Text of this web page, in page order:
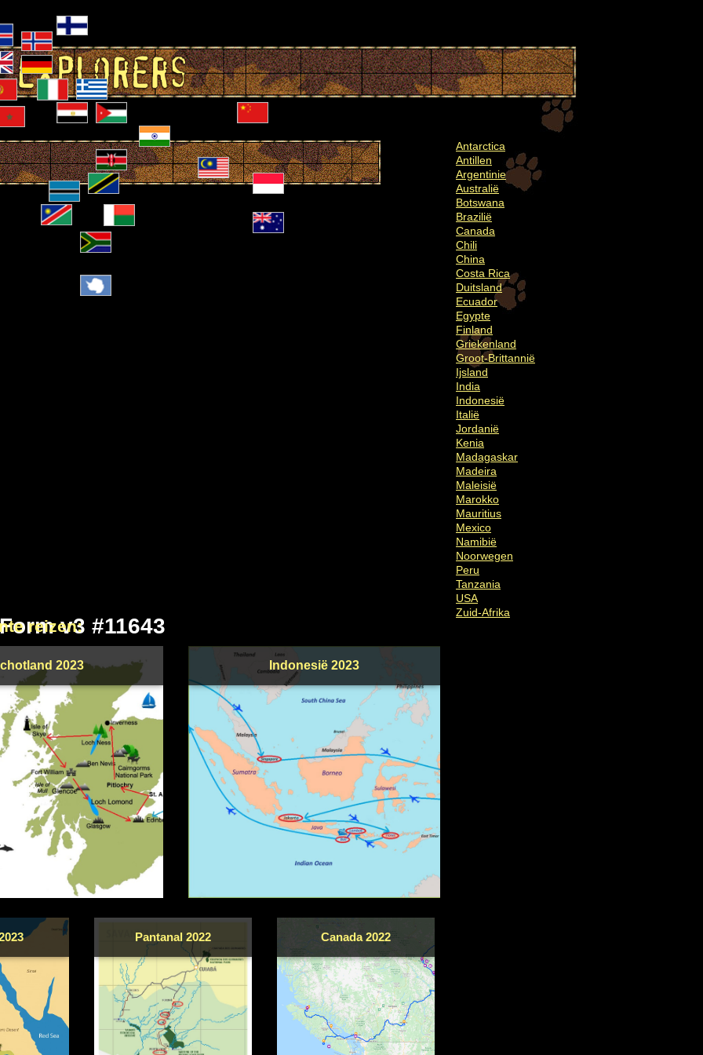
Antarctica
Antillen
Argentinie
Australië
Botswana
Brazilië
Canada
Chili
China
Costa Rica
Duitsland
Ecuador
Egypte
Finland
Griekenland
Groot-Brittannië
Ijsland
India
Indonesië
Italië
Jordanië
Kenia
Madagaskar
Madeira
Maleisië
Marokko
Mauritius
Mexico
Namibië
Noorwegen
Peru
Tanzania
USA
Zuid-Afrika
v3 #11643
reizen:
2023 Indonesië 2023
Pantanal 2022 Canada 2022